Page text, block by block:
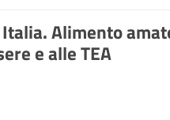
Alimento
e alle TEA